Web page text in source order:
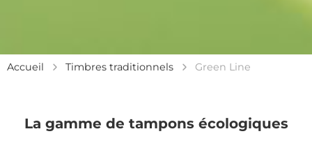
Accueil Timbres traditionnels Green Line
La gamme de tampons écologiques